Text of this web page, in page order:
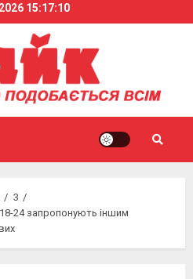
15:17:10
3
24 запропонують іншим